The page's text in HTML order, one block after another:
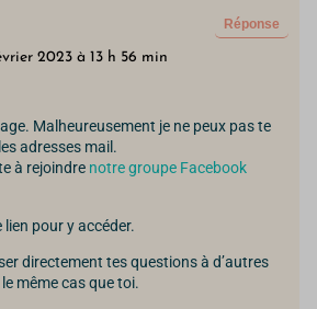
Réponse
2023 à 13 h 56 min
Malheureusement je ne peux pas te
adresses mail.
à rejoindre notre groupe Facebook
lien pour y accéder.
directement tes questions à d’autres
même cas que toi.